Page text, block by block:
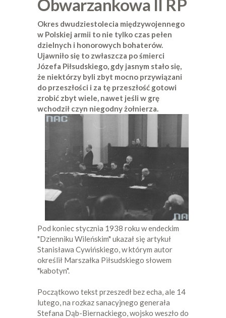
Obwarzankowa II RP
Okres dwudziestolecia międzywojennego
w Polskiej armii to nie tylko czas pełen
dzielnych i honorowych bohaterów.
Ujawniło się to zwłaszcza po śmierci
Józefa Piłsudskiego, gdy jasnym stało się,
że niektórzy byli zbyt mocno przywiązani
do przeszłości i za tę przeszłość gotowi
zrobić zbyt wiele, nawet jeśli w grę
wchodził czyn niegodny żołnierza.
Pod koniec stycznia 1938 roku w endeckim
"Dzienniku Wileńskim" ukazał się artykuł
Stanisława Cywińskiego, w którym autor
określił Marszałka Piłsudskiego słowem
"kabotyn".
Początkowo tekst przeszedł bez echa, ale 14
lutego, na rozkaz sanacyjnego generała
Stefana Dąb-Biernackiego, wojsko weszło do